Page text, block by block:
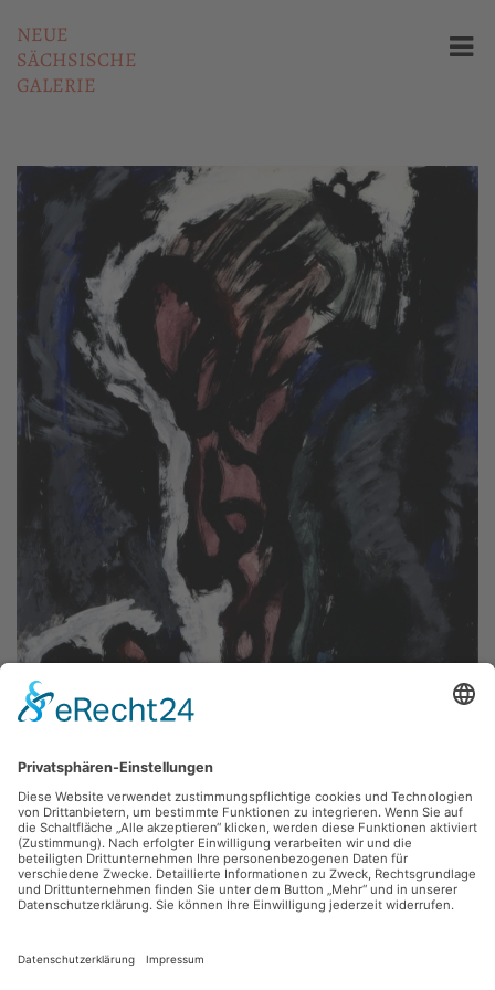
NEUE
SÄCHSISCHE
GALERIE
Fritz Keller,Arme Frau
1986, Gouache, 37.5 x 50 cm, Inv.: A-01302
zurück
Bitte schreiben Sie an sammlung@kunsthuette.de